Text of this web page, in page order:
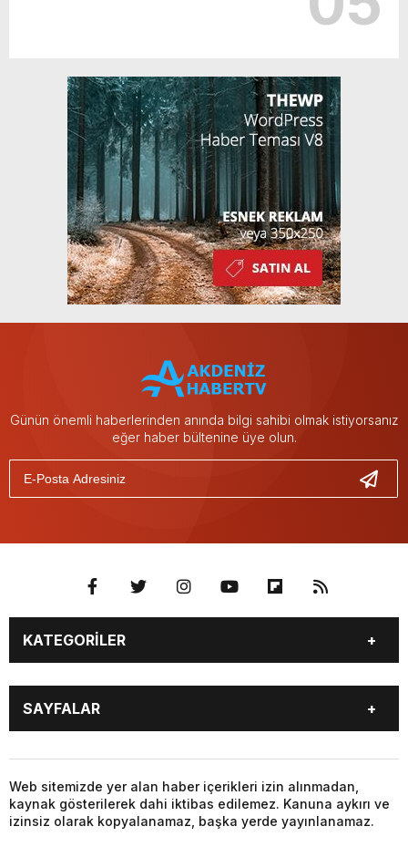
Günün önemli haberlerinden anında bilgi sahibi olmak istiyorsanız
eğer haber bültenine üye olun.
KATEGORİLER
GÜNDEM
SEKTÖR ÖZEL
DÜNYA
EKONOMİ
SPOR
SAYFALAR
DÜNYA
SİYASET
EKONOMİ
SPOR
Web sitemizde yer alan haber içerikleri izin alınmadan,
kaynak gösterilerek dahi iktibas edilemez. Kanuna aykırı ve
izinsiz olarak kopyalanamaz, başka yerde yayınlanamaz.